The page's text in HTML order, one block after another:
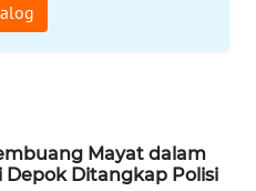
Mayat dalam
Depok Ditangkap Polisi